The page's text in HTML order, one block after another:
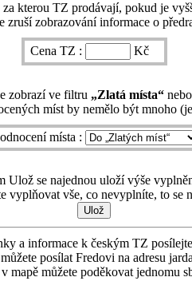
za kterou TZ prodávají, pokud je
zruší zobrazování informace o
Cena TZ : Kč
zobrazí ve filtru „Zlatá místa“
míst by nemělo být mnoho
místa :
Ulož se najednou uloží výše
vyplňovat vše, co nevyplníte, to se
a informace k českým TZ
posílat Fredovi na adresu
mapě můžete poděkovat jednomu